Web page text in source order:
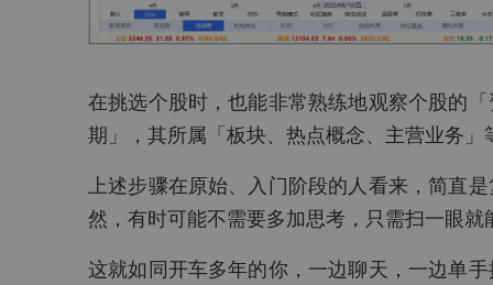
在挑选个股时，也能非常熟练地观察个股的
期」，其所属「板块、热点概念、主营业务
上述步骤在原始、入门阶段的人看来，简直
然，有时可能不需要多加思考，只需扫一眼就
这就如同开车多年的你，一边聊天，一边单